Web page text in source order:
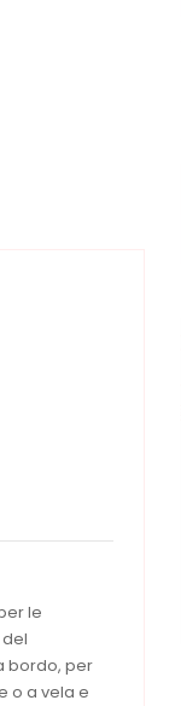
le
bordo, per
o a vela e